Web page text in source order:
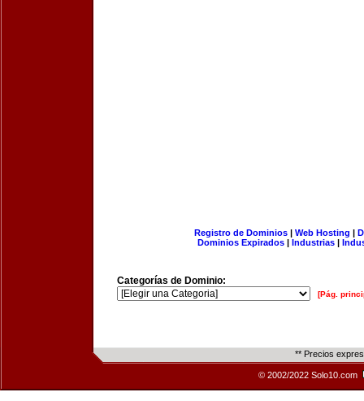
Registro de Dominios| Web Hosting |
Dominios Expirados | Industrias |
Categorías de Dominio:
[Pág.
** Precios
© 2002/2022 Solo10.com